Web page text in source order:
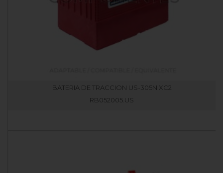
BATERIA DE TRACCION US-305N XC2
RB052005.US